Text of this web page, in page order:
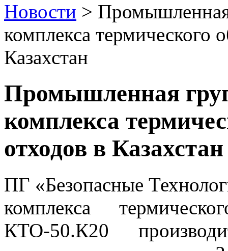
Новости > Промышленная
комплекса термического
Казахстан
Промышленная
комплекса
отходов в Казахстан
ПГ «Безопасные
комплекса
КТО-50.К20